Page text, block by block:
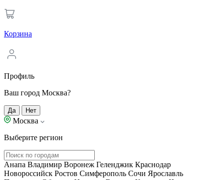
Корзина
Профиль
Ваш город Москва?
Да Нет
Москва
Выберите регион
Анапа Владимир Воронеж Геленджик Краснодар
Новороссийск Ростов Симферополь Сочи Ярославль